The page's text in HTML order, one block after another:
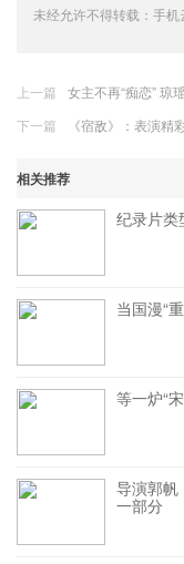
未经允许不得转载： 手机
上一篇
女主不再“痴恋” 琼
下一篇
《宿敌》：表演精
相关推荐
纪录片类
当国漫“
等一炉“
导演郭帆
一部分